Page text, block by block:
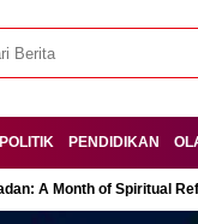
POLITIK PENDIDIKAN
A Month of Spiritual